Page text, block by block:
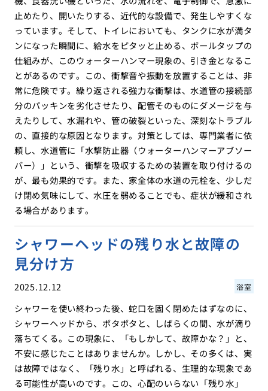
止めたり、開いたりする、近代的な設備で、発生しやすくな
っています。そして、トイレにおいても、タンクに水が満タ
ンになった瞬間に、給水をピタッと止める、ボールタップの
仕組みが、このウォーターハンマー現象の、引き金となるこ
とがあるのです。この、衝撃音や振動を放置することは、非
常に危険です。繰り返される強力な衝撃は、水道管の接続部
分のパッキンを劣化させたり、配管そのものにダメージを与
えたりして、水漏れや、管の破裂といった、深刻なトラブル
の、直接的な原因となります。対策としては、専門業者に依
頼し、水道管に「水撃防止器（ウォーターハンマーアブソー
バー）」という、衝撃を吸収するための装置を取り付けるの
が、最も効果的です。また、家全体の水道の元栓を、少しだ
け閉め気味にして、水圧を弱めることでも、症状が緩和され
る場合があります。
シャワーヘッドの残り水と故障の
見分け方
2025.12.12 浴室
シャワーを使い終わった後、蛇口を固く閉めたはずなのに、
シャワーヘッドから、ポタポタと、しばらくの間、水が滴り
落ちてくる。この現象に、「もしかして、故障かな？」と、
不安に感じたことはありませんか。しかし、その多くは、実
は故障ではなく、「残り水」と呼ばれる、生理的な現象であ
る可能性が高いのです。この、心配のいらない「残り水」